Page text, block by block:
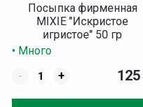
Посыпка фирменная
MIXIE "Искристое
игристое" 50 гр
• Много
-
+ 125